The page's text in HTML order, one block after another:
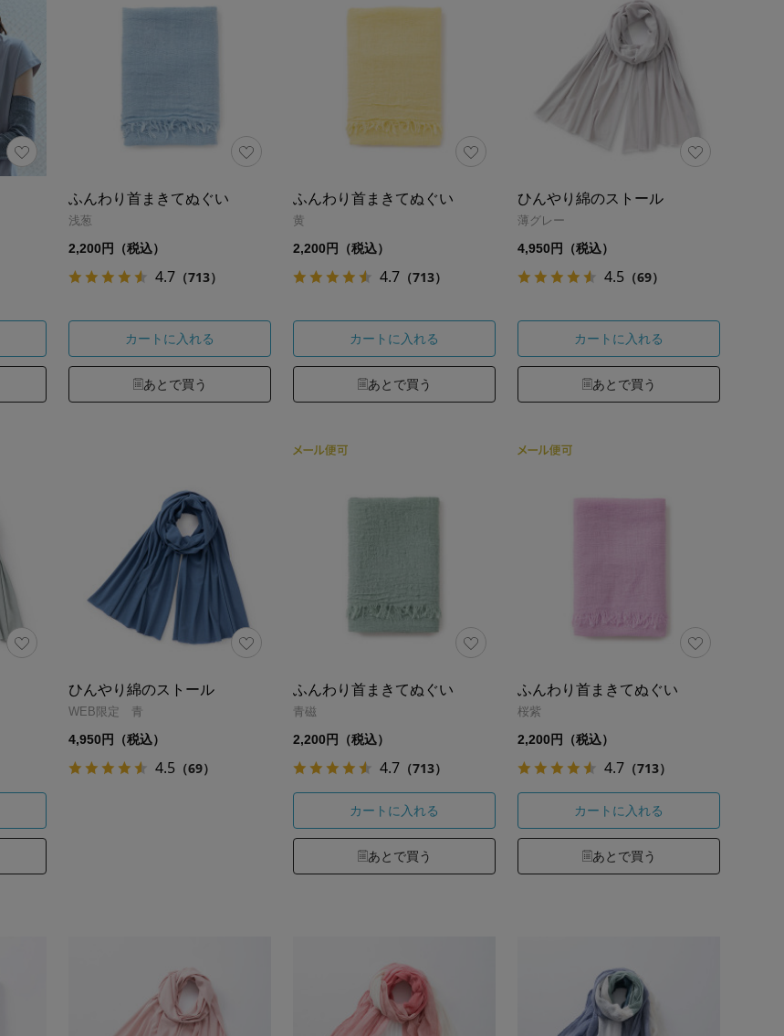
ふんわり首まきてぬぐい
浅葱
2,200円（税込）
4.7 （713）
カートに入れる
あとで買う
ふんわり首まきてぬぐい
黄
2,200円（税込）
4.7 （713）
カートに入れる
あとで買う
ひんやり綿のストール
薄グレー
4,950円（税込）
4.5 （69）
カートに入れる
あとで買う
ひんやり綿のストール
WEB限定 青
4,950円（税込）
4.5 （69）
ふんわり首まきてぬぐい
青磁
2,200円（税込）
4.7 （713）
カートに入れる
あとで買う
ふんわり首まきてぬぐい
桜紫
2,200円（税込）
4.7 （713）
カートに入れる
あとで買う